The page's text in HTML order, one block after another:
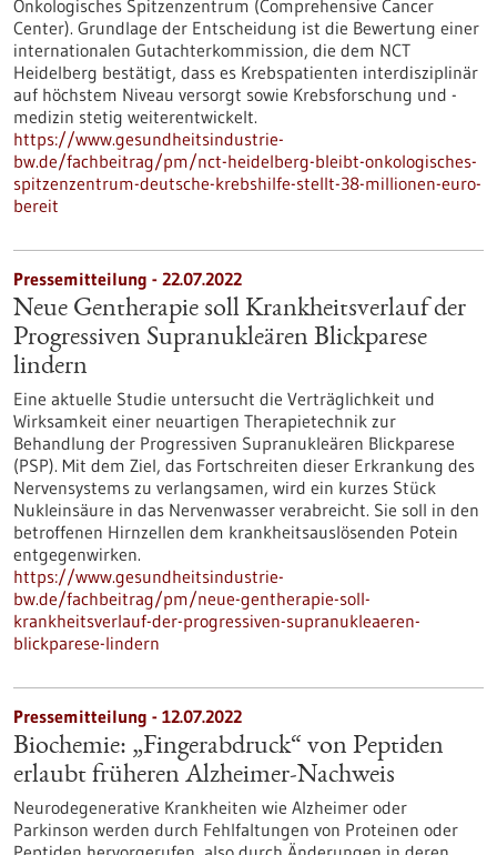
Onkologisches Spitzenzentrum (Comprehensive Cancer
Center). Grundlage der Entscheidung ist die Bewertung einer
internationalen Gutachterkommission, die dem NCT
Heidelberg bestätigt, dass es Krebspatienten interdisziplinär
auf höchstem Niveau versorgt sowie Krebsforschung und -
medizin stetig weiterentwickelt.
https://www.gesundheitsindustrie-
bw.de/fachbeitrag/pm/nct-heidelberg-bleibt-onkologisches-
spitzenzentrum-deutsche-krebshilfe-stellt-38-millionen-euro-
bereit
Pressemitteilung - 22.07.2022
Neue Gentherapie soll Krankheitsverlauf der
Progressiven Supranukleären Blickparese
lindern
Eine aktuelle Studie untersucht die Verträglichkeit und
Wirksamkeit einer neuartigen Therapietechnik zur
Behandlung der Progressiven Supranukleären Blickparese
(PSP). Mit dem Ziel, das Fortschreiten dieser Erkrankung des
Nervensystems zu verlangsamen, wird ein kurzes Stück
Nukleinsäure in das Nervenwasser verabreicht. Sie soll in den
betroffenen Hirnzellen dem krankheitsauslösenden Potein
entgegenwirken.
https://www.gesundheitsindustrie-
bw.de/fachbeitrag/pm/neue-gentherapie-soll-
krankheitsverlauf-der-progressiven-supranukleaeren-
blickparese-lindern
Pressemitteilung - 12.07.2022
Biochemie: „Fingerabdruck“ von Peptiden
erlaubt früheren Alzheimer-Nachweis
Neurodegenerative Krankheiten wie Alzheimer oder
Parkinson werden durch Fehlfaltungen von Proteinen oder